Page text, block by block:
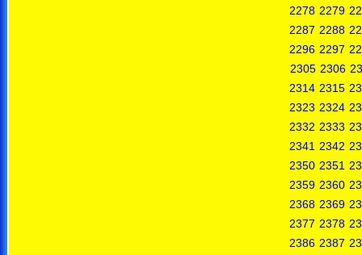
2278 2279
2287 2288
2296 2297
2305 2306
2314 2315
2323 2324
2332 2333
2341 2342
2350 2351
2359 2360
2368 2369
2377 2378
2386 2387